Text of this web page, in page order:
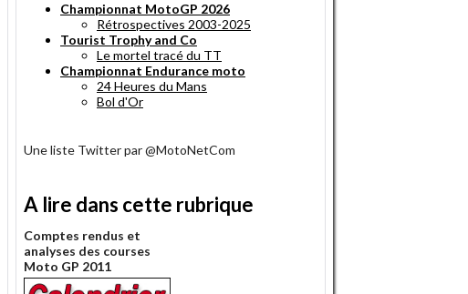
Championnat MotoGP 2026
Rétrospectives 2003-2025
Tourist Trophy and Co
Le mortel tracé du TT
Championnat Endurance moto
24 Heures du Mans
Bol d'Or
Une liste Twitter par @MotoNetCom
A lire dans cette rubrique
Comptes rendus et
analyses des courses
Moto GP 2011